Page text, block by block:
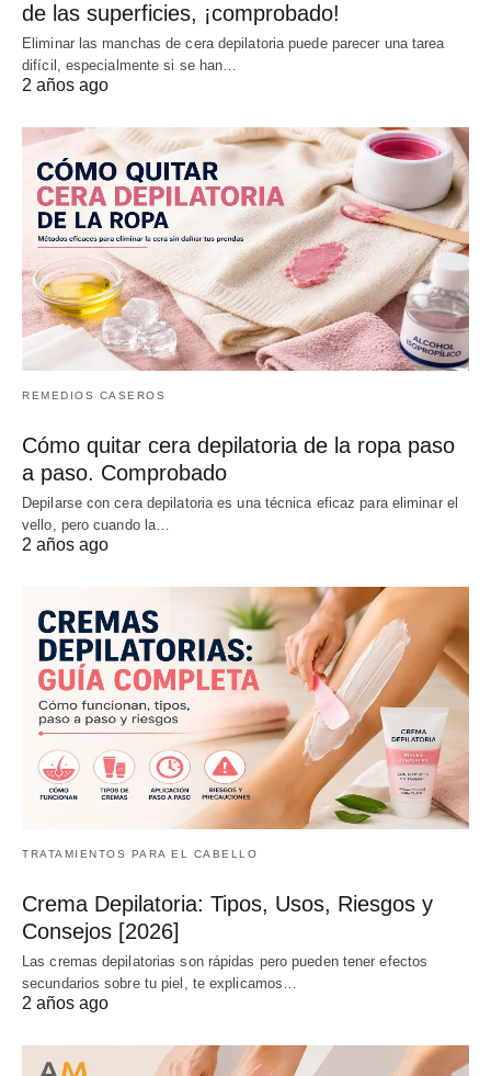
de las superficies, ¡comprobado!
Eliminar las manchas de cera depilatoria puede parecer una tarea
difícil, especialmente si se han…
2 años ago
REMEDIOS CASEROS
Cómo quitar cera depilatoria de la ropa paso
a paso. Comprobado
Depilarse con cera depilatoria es una técnica eficaz para eliminar el
vello, pero cuando la…
2 años ago
TRATAMIENTOS PARA EL CABELLO
Crema Depilatoria: Tipos, Usos, Riesgos y
Consejos [2026]
Las cremas depilatorias son rápidas pero pueden tener efectos
secundarios sobre tu piel, te explicamos…
2 años ago